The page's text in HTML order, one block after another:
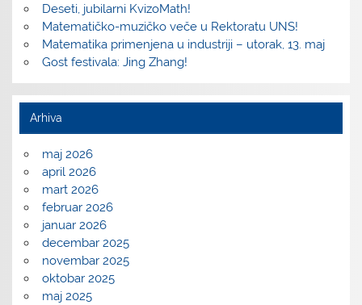
Deseti, jubilarni KvizoMath!
Matematičko-muzičko veče u Rektoratu UNS!
Matematika primenjena u industriji – utorak, 13. maj
Gost festivala: Jing Zhang!
Arhiva
maj 2026
april 2026
mart 2026
februar 2026
januar 2026
decembar 2025
novembar 2025
oktobar 2025
maj 2025